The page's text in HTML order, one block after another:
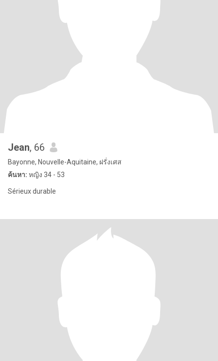
Jean, 66
Bayonne, Nouvelle-Aquitaine, ฝรั่งเศส
ค้นหา: หญิง 34 - 53
Sérieux durable